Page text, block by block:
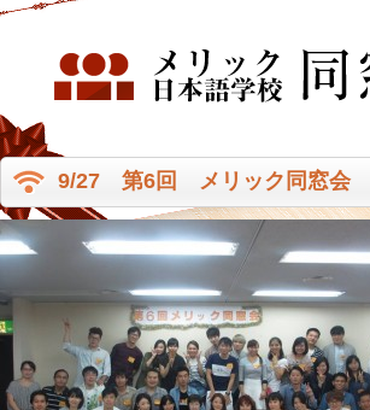
9/27 第6回 メリック同窓会